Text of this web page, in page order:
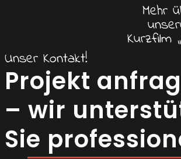
Mehr
Kurzfilm
Unser Kontakt!
Projekt
– wir
Sie